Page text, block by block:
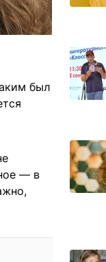
был
— в